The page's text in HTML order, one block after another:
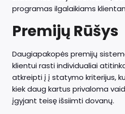
programas ilgalaikiams
Premijų Rūšys
Daugiapakopės premijų
klientui rasti individualiai
atkreipti į į statymo kriterijus,
kiek daug kartus privaloma
įgyjant teisę išsiimti dovanų.